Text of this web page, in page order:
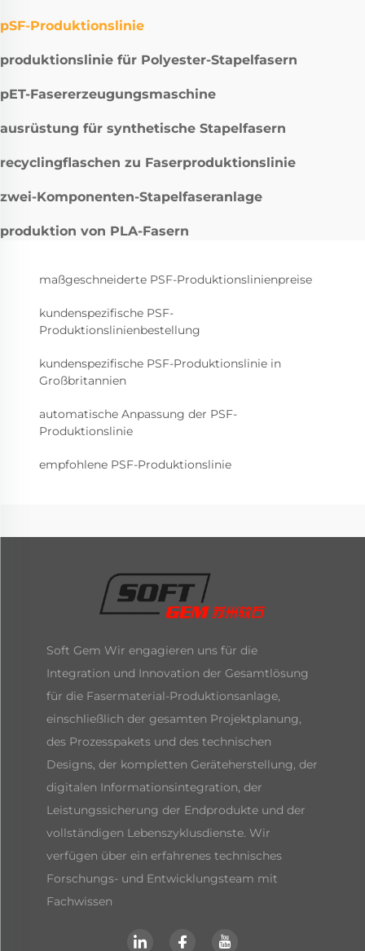
pSF-Produktionslinie
produktionslinie für Polyester-Stapelfasern
pET-Fasererzeugungsmaschine
ausrüstung für synthetische Stapelfasern
recyclingflaschen zu Faserproduktionslinie
zwei-Komponenten-Stapelfaseranlage
produktion von PLA-Fasern
maßgeschneiderte PSF-Produktionslinienpreise
kundenspezifische PSF-
Produktionslinienbestellung
kundenspezifische PSF-Produktionslinie in
Großbritannien
automatische Anpassung der PSF-
Produktionslinie
empfohlene PSF-Produktionslinie
Soft Gem Wir engagieren uns für die
Integration und Innovation der Gesamtlösung
für die Fasermaterial-Produktionsanlage,
einschließlich der gesamten Projektplanung,
des Prozesspakets und des technischen
Designs, der kompletten Geräteherstellung, der
digitalen Informationsintegration, der
Leistungssicherung der Endprodukte und der
vollständigen Lebenszyklusdienste. Wir
verfügen über ein erfahrenes technisches
Forschungs- und Entwicklungsteam mit
Fachwissen